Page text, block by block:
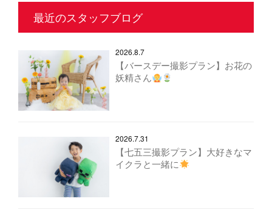
最近のスタッフブログ
2026.8.7
【バースデー撮影プラン】お花の
妖精さん
2026.7.31
【七五三撮影プラン】大好きなマ
イクラと一緒に